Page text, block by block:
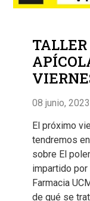
08 junio, 2023
El próximo
tendremos
sobre El
impartido por
Farmacia
de qué se